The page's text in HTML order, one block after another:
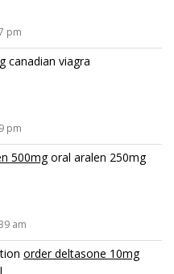
pm
canadian viagra
pm
500mgoral aralen 250mg
am
order deltasone 10mg